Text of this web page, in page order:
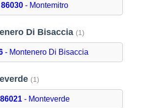
86030 - Montemitro
Di Bisaccia (1)
- Montenero Di Bisaccia
(1)
86021- Monteverde